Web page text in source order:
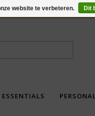
ESSENTIALS
website te verbeteren. Dit